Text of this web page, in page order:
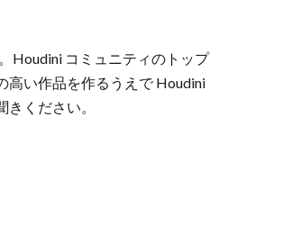
Houdini コミュニティのトップ
高い作品を作るうえで Houdini
ください。